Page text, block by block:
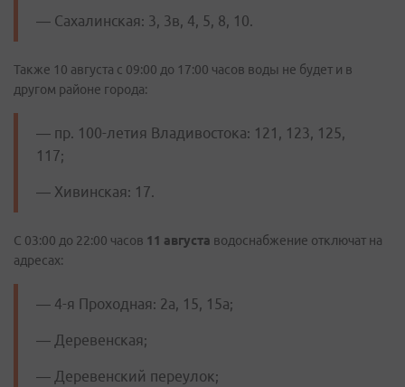
— Сахалинская: 3, 3в, 4, 5, 8, 10.
Также 10 августа с 09:00 до 17:00 часов воды не будет и в
другом районе города:
— пр. 100-летия Владивостока: 121, 123, 125,
117;
— Хивинская: 17.
С 03:00 до 22:00 часов 11 августа водоснабжение отключат на
адресах:
— 4-я Проходная: 2а, 15, 15а;
— Деревенская;
— Деревенский переулок;